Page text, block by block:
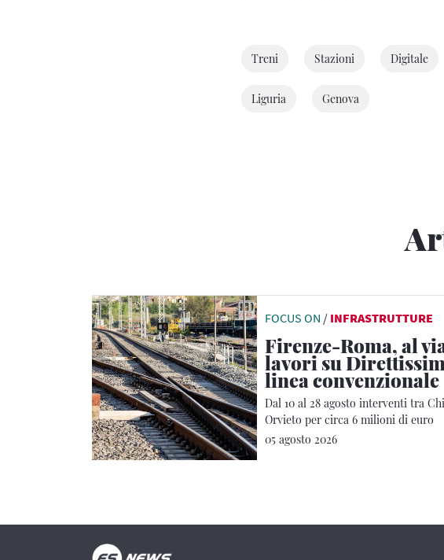
Treni Stazioni Digitale
Liguria Genova
FOCUS ON / INFRASTRUTTURE
Firenze-Roma, al
lavori su
linea convenzionale
Dal 10 al 28 agosto interventi tra
Orvieto per circa 6 milioni di euro
05 agosto 2026